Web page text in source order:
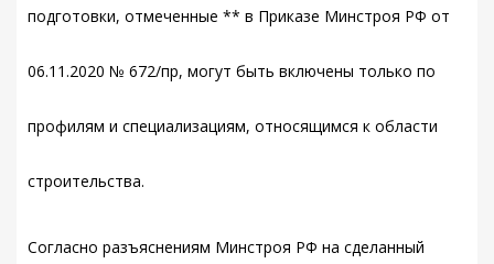
подготовки, отмеченные ** в Приказе Минстроя РФ от
06.11.2020 № 672/пр, могут быть включены только по
профилям и специализациям, относящимся к области
строительства.
Согласно разъяснениям Минстроя РФ на сделанный